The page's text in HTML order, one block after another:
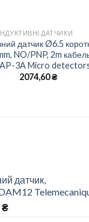
ДАТЧИКИ
датчик Ø6.5
NO/PNP, 2m
3A Micro
2074,60₴
датчик,
₴